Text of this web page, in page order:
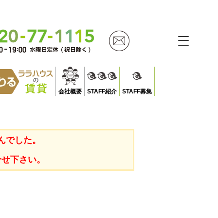
会社概要 STAFF紹介 STAFF募集
した。
下さい。